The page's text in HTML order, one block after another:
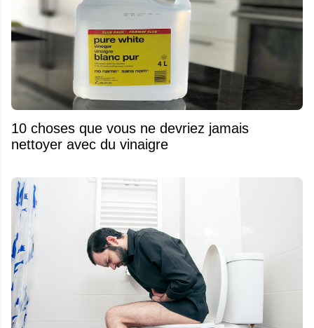
10 choses que vous ne devriez jamais
nettoyer avec du vinaigre